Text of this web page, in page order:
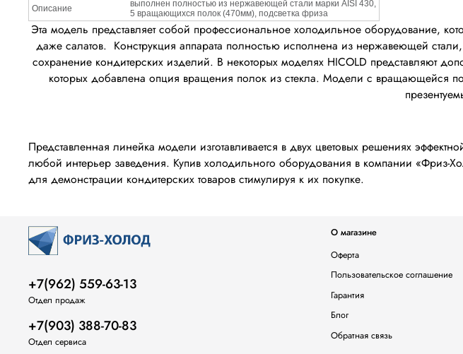
Описание
выполнен полностью из нержавеющей стали марки AISI 430,
5 вращающихся полок (470мм), подсветка фриза
Эта модель представляет собой профессиональное холодильное оборудование,
даже салатов. Конструкция аппарата полностью исполнена из нержавеющей
сохранение кондитерских изделий. В некоторых моделях HICOLD представляют
которых добавлена опция вращения полок из стекла. Модели с вращающейся
Представленная линейка модели изготавливается в двух цветовых решениях
любой интерьер заведения. Купив холодильного оборудования в компании «Фриз-
для демонстрации кондитерских товаров стимулируя к их покупке.
О магазине
Оферта
Пользовательское соглашение
Гарантия
Блог
Обратная связь
+7(962) 559-63-13
Отдел продаж
+7(903) 388-70-83
Отдел сервиса